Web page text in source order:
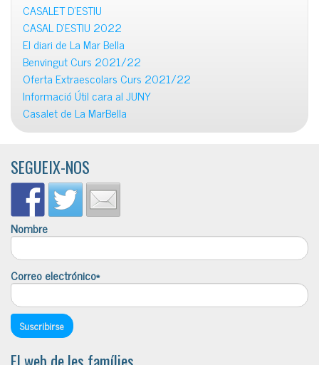
CASALET D’ESTIU
CASAL D’ESTIU 2022
El diari de La Mar Bella
Benvingut Curs 2021/22
Oferta Extraescolars Curs 2021/22
Informació Útil cara al JUNY
Casalet de La MarBella
SEGUEIX-NOS
Nombre
Correo electrónico*